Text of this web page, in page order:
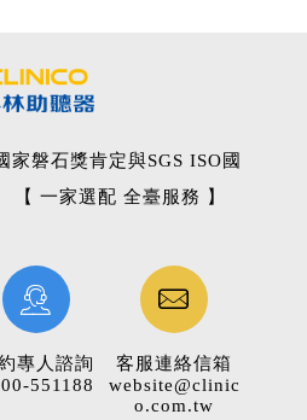
家磐石獎肯定與SGS ISO國
【 一家選配 全臺服務 】
專人諮詢
551188
客服連絡信箱
website@clinic
o.com.tw